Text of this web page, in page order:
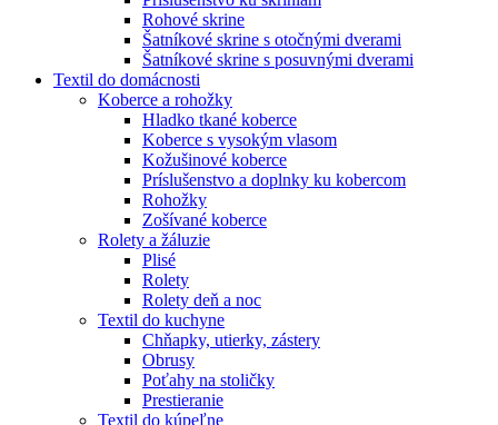
Rohové skrine
Šatníkové skrine s otočnými dverami
Šatníkové skrine s posuvnými dverami
Textil do domácnosti
Koberce a rohožky
Hladko tkané koberce
Koberce s vysokým vlasom
Kožušinové koberce
Príslušenstvo a doplnky ku kobercom
Rohožky
Zošívané koberce
Rolety a žáluzie
Plisé
Rolety
Rolety deň a noc
Textil do kuchyne
Chňapky, utierky, zástery
Obrusy
Poťahy na stoličky
Prestieranie
Textil do kúpeľne